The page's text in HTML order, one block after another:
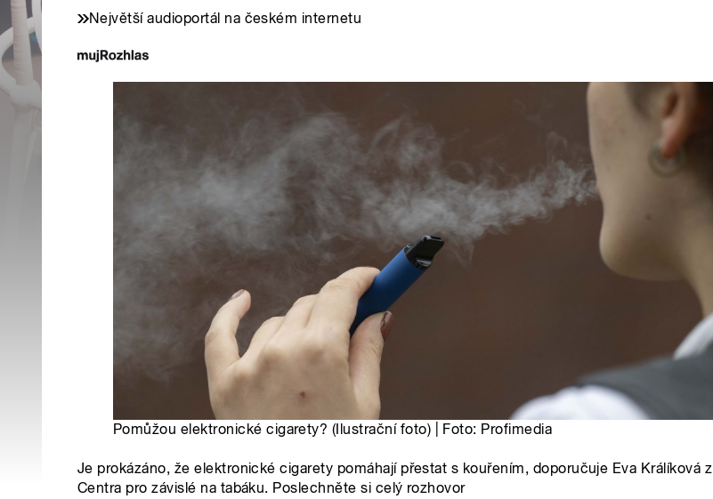
Největší audioportál na českém internetu
Pomůžou elektronické cigarety? (Ilustrační foto) | Foto: Profimedia
Je prokázáno, že elektronické cigarety pomáhají přestat s kouřením, doporučuje Eva Králíková z
Centra pro závislé na tabáku. Poslechněte si celý rozhovor